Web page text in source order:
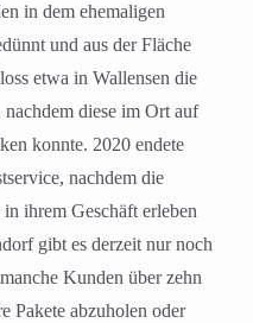
in dem ehemaligen
und aus der Fläche
etwa in Wallensen die
diese im Ort auf
konnte. 2020 endete
nachdem die
ihrem Geschäft erleben
gibt es derzeit nur noch
Kunden über zehn
Pakete abzuholen oder